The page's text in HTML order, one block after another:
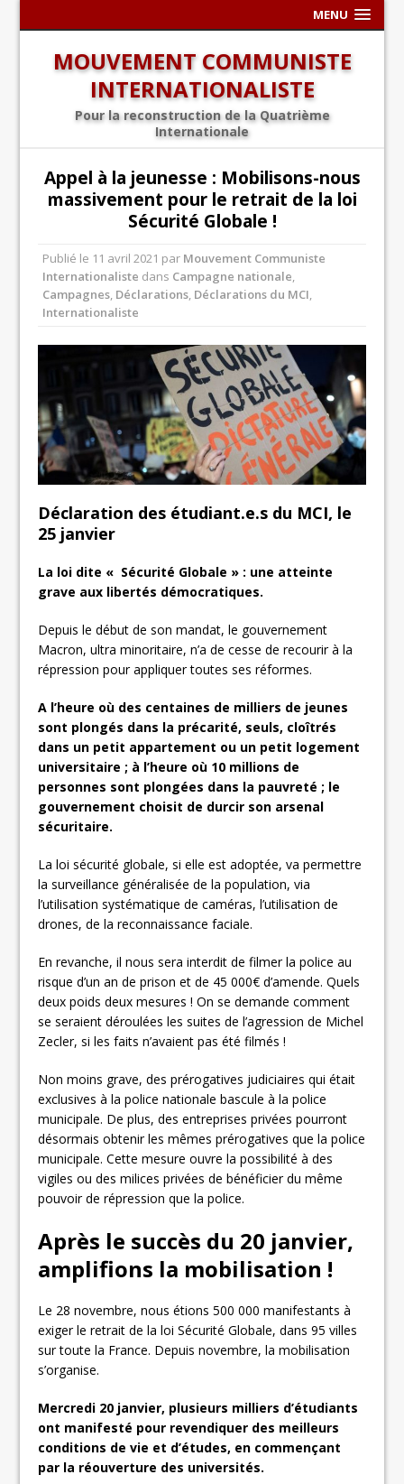
MENU
MOUVEMENT COMMUNISTE
INTERNATIONALISTE
Pour la reconstruction de la Quatrième
Internationale
Appel à la jeunesse : Mobilisons-nous
massivement pour le retrait de la loi
Sécurité Globale !
Publié le 11 avril 2021 par Mouvement Communiste
Internationaliste dans Campagne nationale,
Campagnes, Déclarations, Déclarations du MCI,
Internationaliste
Déclaration des étudiant.e.s du MCI, le
25 janvier
La loi dite « Sécurité Globale » : une atteinte
grave aux libertés démocratiques.
Depuis le début de son mandat, le gouvernement
Macron, ultra minoritaire, n’a de cesse de recourir à la
répression pour appliquer toutes ses réformes.
A l’heure où des centaines de milliers de jeunes
sont plongés dans la précarité, seuls, cloîtrés
dans un petit appartement ou un petit logement
universitaire ; à l’heure où 10 millions de
personnes sont plongées dans la pauvreté ; le
gouvernement choisit de durcir son arsenal
sécuritaire.
La loi sécurité globale, si elle est adoptée, va permettre
la surveillance généralisée de la population, via
l’utilisation systématique de caméras, l’utilisation de
drones, de la reconnaissance faciale.
En revanche, il nous sera interdit de filmer la police au
risque d’un an de prison et de 45 000€ d’amende. Quels
deux poids deux mesures ! On se demande comment
se seraient déroulées les suites de l’agression de Michel
Zecler, si les faits n’avaient pas été filmés !
Non moins grave, des prérogatives judiciaires qui était
exclusives à la police nationale bascule à la police
municipale. De plus, des entreprises privées pourront
désormais obtenir les mêmes prérogatives que la police
municipale. Cette mesure ouvre la possibilité à des
vigiles ou des milices privées de bénéficier du même
pouvoir de répression que la police.
Après le succès du 20 janvier,
amplifions la mobilisation !
Le 28 novembre, nous étions 500 000 manifestants à
exiger le retrait de la loi Sécurité Globale, dans 95 villes
sur toute la France. Depuis novembre, la mobilisation
s’organise.
Mercredi 20 janvier, plusieurs milliers d’étudiants
ont manifesté pour revendiquer des meilleurs
conditions de vie et d’études, en commençant
par la réouverture des universités.